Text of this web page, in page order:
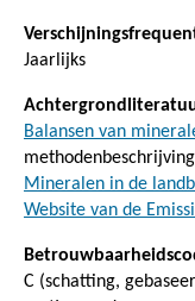
Jaarlijks
Balansen van
Mineralen in de
Website van de
C (schatting,